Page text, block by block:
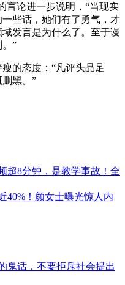
言论进一步说明，“当现实
些话，她们有了勇气，才
发言是为什么了。至于谩
”
的态度：“凡评头品足
黑。”
超8分钟，是教学事故！全
40%！颜女士曝光惊人内